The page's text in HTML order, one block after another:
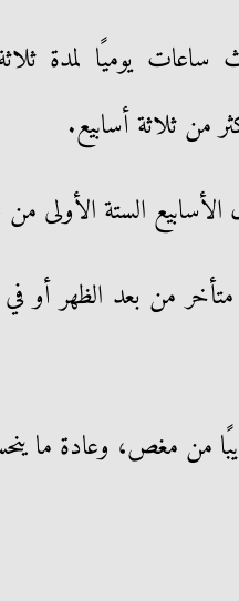
يوميًا لمدة
من ثلاثة أسابيع.
الستة الأولى من
من بعد الظهر أو
من مغص، وعادة ما